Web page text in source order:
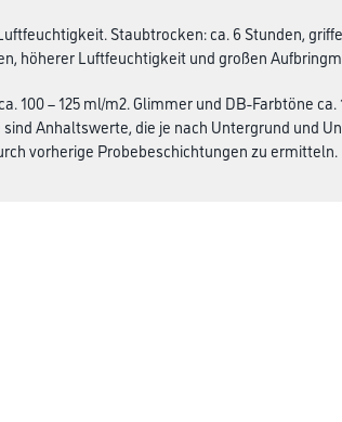
Staubtrocken: ca. 6 Stunden,
höherer Luftfeuchtigkeit und großen
100 – 125 ml/m2. Glimmer und DB-Farbtöne ca.
Anhaltswerte, die je nach Untergrund und
vorherige Probebeschichtungen zu ermitteln.